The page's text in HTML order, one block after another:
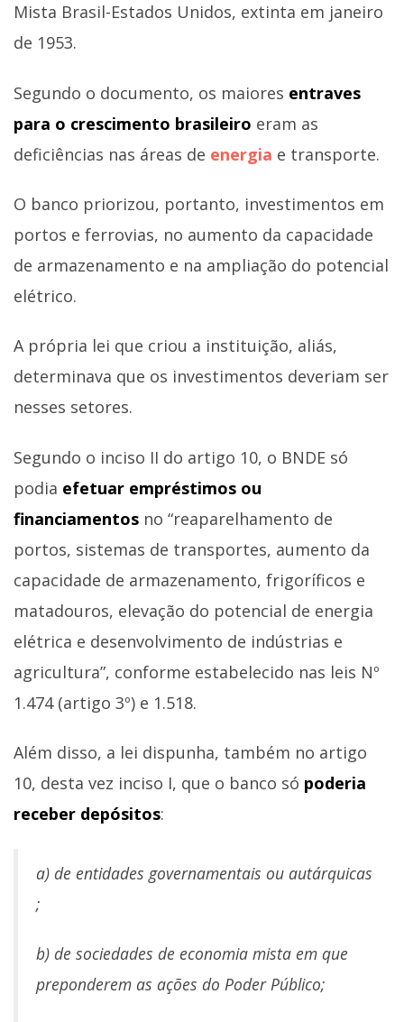
Mista Brasil-Estados Unidos, extinta em janeiro
de 1953.
Segundo o documento, os maiores entraves
para o crescimento brasileiro eram as
deficiências nas áreas de energia e transporte.
O banco priorizou, portanto, investimentos em
portos e ferrovias, no aumento da capacidade
de armazenamento e na ampliação do potencial
elétrico.
A própria lei que criou a instituição, aliás,
determinava que os investimentos deveriam ser
nesses setores.
Segundo o inciso II do artigo 10, o BNDE só
podia efetuar empréstimos ou
financiamentos no “reaparelhamento de
portos, sistemas de transportes, aumento da
capacidade de armazenamento, frigoríficos e
matadouros, elevação do potencial de energia
elétrica e desenvolvimento de indústrias e
agricultura”, conforme estabelecido nas leis Nº
1.474 (artigo 3º) e 1.518.
Além disso, a lei dispunha, também no artigo
10, desta vez inciso I, que o banco só poderia
receber depósitos:
a) de entidades governamentais ou autárquicas
;
b) de sociedades de economia mista em que
preponderem as ações do Poder Público;